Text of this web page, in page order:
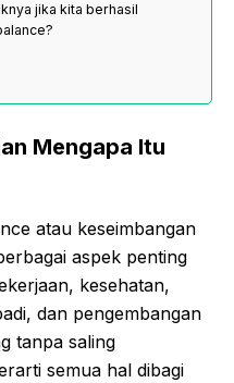
jika kita berhasil
Mengapa Itu
atau keseimbangan
aspek penting
kesehatan,
dan pengembangan
tanpa saling
semua hal dibagi